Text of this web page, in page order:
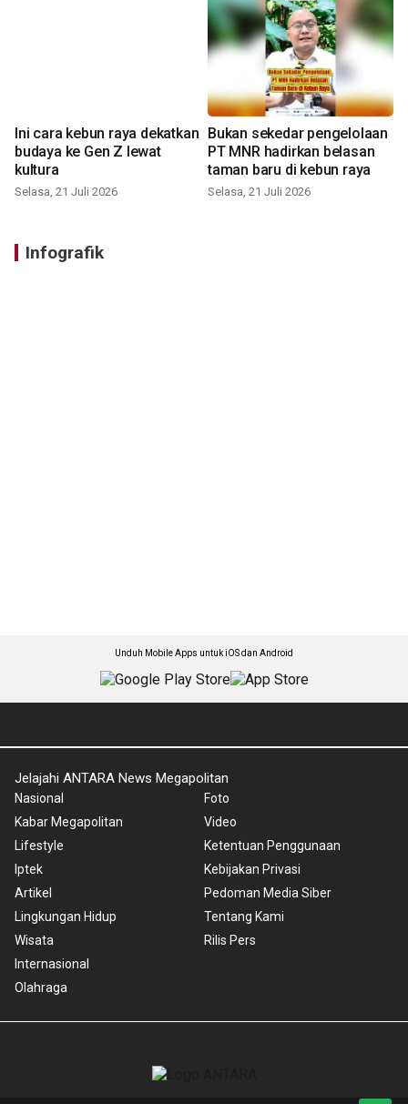
Ini cara kebun raya dekatkan
budaya ke Gen Z lewat
kultura
Selasa, 21 Juli 2026
Bukan sekedar pengelolaan
PT MNR hadirkan belasan
taman baru di kebun raya
Selasa, 21 Juli 2026
Infografik
Unduh Mobile Apps untuk iOS dan Android
Jelajahi ANTARA News Megapolitan
Nasional
Kabar Megapolitan
Lifestyle
Iptek
Artikel
Lingkungan Hidup
Wisata
Internasional
Olahraga
Foto
Video
Ketentuan Penggunaan
Kebijakan Privasi
Pedoman Media Siber
Tentang Kami
Rilis Pers